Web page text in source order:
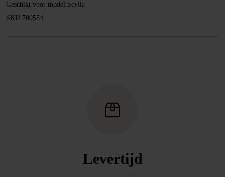
Geschikt voor model:Scylla
SKU:700554
Levertijd